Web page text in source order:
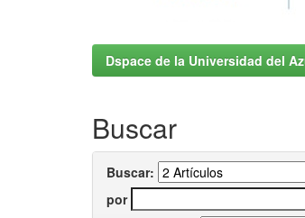
Dspace de la Universidad del
Buscar
Buscar:
por